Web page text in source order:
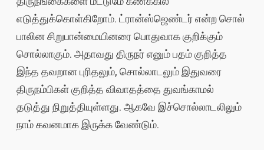
எடுத்துக்கொள்கிறோம். ட்ரான்ஸ்ஜெண்டர் என்ற சொல்
பாலின சிறுபான்மையினரை பொதுவாக குறிக்கும்
சொல்லாகும். அதாவது திருநர் எனும் பதம் குறித்த
இந்த தவறான புரிதலும், சொல்லாடலும் இதுவரை
திருநம்பிகள் குறித்த விவாதத்தை துவங்காமல்
தடுத்து நிறுத்தியுள்ளது. ஆகவே இச்சொல்லாடலிலும்
நாம் கவனமாக இருக்க வேண்டும்.